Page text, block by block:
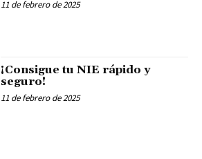
11 de febrero de 2025
¡Consigue tu NIE rápido y
seguro!
11 de febrero de 2025